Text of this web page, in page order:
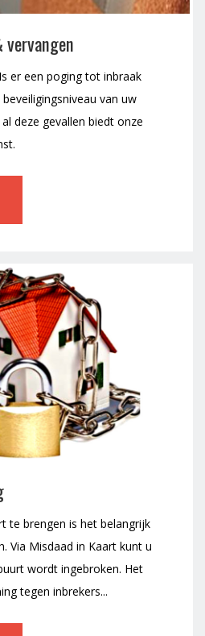
er een poging tot inbraak
van uw
deze gevallen biedt onze
te brengen is het belangrijk
Via Misdaad in Kaart kunt u
wordt ingebroken. Het
tegen inbrekers...